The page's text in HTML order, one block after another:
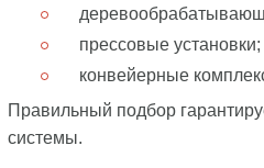
прессовые установки;
конвейерные
Правильный подбор
системы.